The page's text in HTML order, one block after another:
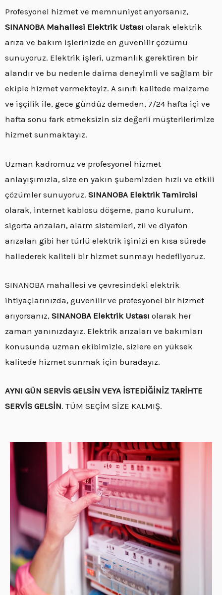
Profesyonel hizmet ve memnuniyet arıyorsanız,
SINANOBA Mahallesi Elektrik Ustası olarak elektrik
arıza ve bakım işlerinizde en güvenilir çözümü
sunuyoruz. Elektrik işleri, uzmanlık gerektiren bir
alandır ve bu nedenle daima deneyimli ve sağlam bir
ekiple hizmet vermekteyiz. A sınıfı kalitede malzeme
ve işçilik ile, gece gündüz demeden, 7/24 hafta içi ve
hafta sonu fark etmeksizin siz değerli müşterilerimize
hizmet sunmaktayız.
Uzman kadromuz ve profesyonel hizmet
anlayışımızla, size en yakın şubemizden hızlı ve etkili
çözümler sunuyoruz. SINANOBA Elektrik Tamircisi
olarak, internet kablosu döşeme, pano kurulum,
sigorta arızaları, alarm sistemleri, zil ve diyafon
arızaları gibi her türlü elektrik işinizi en kısa sürede
hallederek kaliteli bir hizmet sunmayı hedefliyoruz.
SINANOBA mahallesi ve çevresindeki elektrik
ihtiyaçlarınızda, güvenilir ve profesyonel bir hizmet
arıyorsanız, SINANOBA Elektrik Ustası olarak her
zaman yanınızdayız. Elektrik arızaları ve bakımları
konusunda uzman ekibimizle, sizlere en yüksek
kalitede hizmet sunmak için buradayız.
AYNI GÜN SERVİS GELSİN VEYA İSTEDİĞİNİZ TARİHTE
SERVİS GELSİN. TÜM SEÇİM SİZE KALMIŞ.